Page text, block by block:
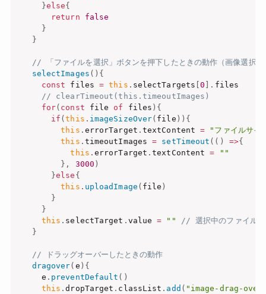
}else{
return
false
}
}
// 「ファイルを選択」ボタンを押下したときの動作（画像選択
selectImages ( ) {
const files = this . selectTargets [0 . files
// clearTimeout(this.timeoutImages)
for( const file of files ) {
if (this . imageSizeOver( file ) ) {
this . errorTarget . textContent =
"ファイルサイ
this . timeoutImages = setTimeout ( ( ) =>{
this . errorTarget .textContent =
""
} , 3000 )
}else {
this . uploadImage ( file )
}
}
this . selectTarget . value = ""
// 選択中のファイルを
}
// ドラッグオーバーしたときの動作
dragover( e ) {
    e
. preventDefault ( )
this .dropTarget . classList . add ( "image-drag-